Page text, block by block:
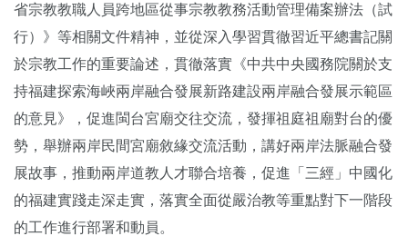
省宗教教職人員跨地區從事宗教教務活動管理備案辦法（試
行）》等相關文件精神，並從深入學習貫徹習近平總書記關
於宗教工作的重要論述，貫徹落實《中共中央國務院關於支
持福建探索海峽兩岸融合發展新路建設兩岸融合發展示範區
的意見》，促進閩台宮廟交往交流，發揮祖庭祖廟對台的優
勢，舉辦兩岸民間宮廟敘緣交流活動，講好兩岸法脈融合發
展故事，推動兩岸道教人才聯合培養，促進「三經」中國化
的福建實踐走深走實，落實全面從嚴治教等重點對下一階段
的工作進行部署和動員。